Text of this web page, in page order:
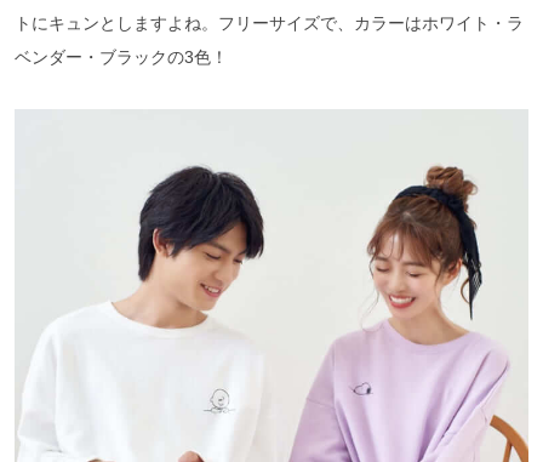
トにキュンとしますよね。フリーサイズで、カラーはホワイト・ラ
ベンダー・ブラックの3色！